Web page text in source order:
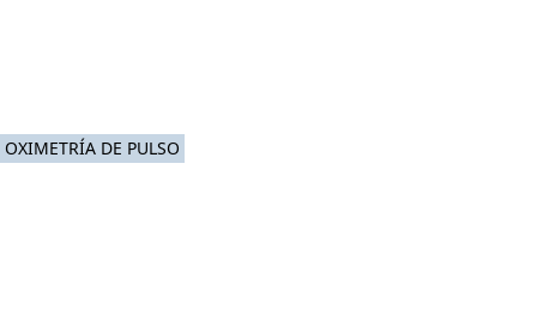
OXIMETRÍA DE PULSO